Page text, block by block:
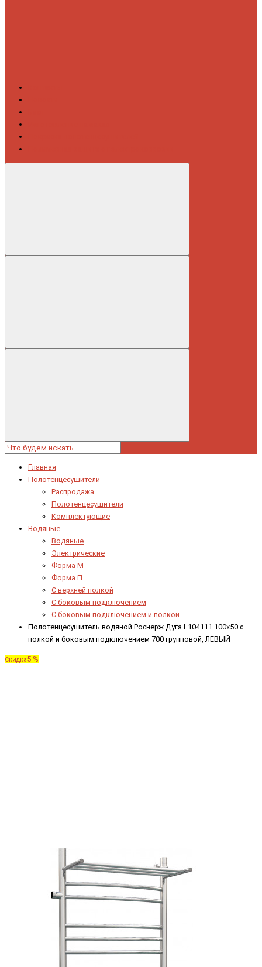
Главная
Полотенцесушители
Распродажа
Полотенцесушители
Комплектующие
Водяные
Водяные
Электрические
Форма М
Форма П
C верхней полкой
C боковым подключением
C боковым подключением и полкой
Полотенцесушитель водяной Роснерж Дуга L104111 100x50 с
полкой и боковым подключением 700 групповой, ЛЕВЫЙ
Скидка5 %